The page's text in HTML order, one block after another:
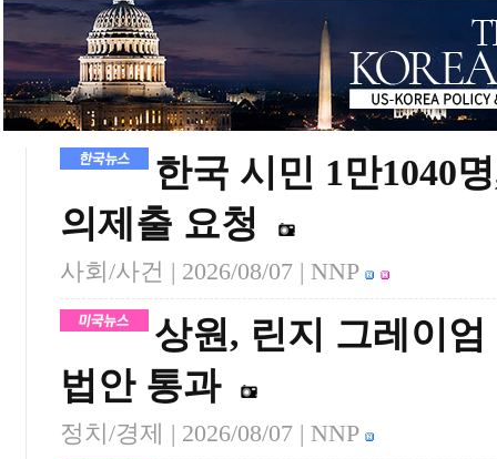
한국 시민 1만1040
의제출 요청
사회/사건 | 2026/08/07 | NNP
상원, 린지 그레이
법안 통과
정치/경제 | 2026/08/07 | NNP